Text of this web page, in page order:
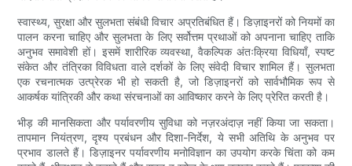
स्वास्थ्य, सुरक्षा और सुलभता संबंधी विचार अप्रतिबंधित हैं। डिज़ाइनरों को नियमों का
पालन करना चाहिए और सुलभता के लिए सर्वोत्तम प्रथाओं को अपनाना चाहिए ताकि
अनुभव समावेशी हों। इसमें शारीरिक व्यवस्था, वैकल्पिक अंतःक्रिया विधियाँ, स्पष्ट
संकेत और तंत्रिका विविधता वाले दर्शकों के लिए संवेदी विचार शामिल हैं। सुलभता
एक रचनात्मक उत्प्रेरक भी हो सकती है, जो डिज़ाइनरों को सार्वभौमिक रूप से
आकर्षक यांत्रिकी और कथा संरचनाओं का आविष्कार करने के लिए प्रेरित करती है।
भीड़ की मानसिकता और पर्यावरणीय सुविधा को नज़रअंदाज़ नहीं किया जा सकता।
तापमान नियंत्रण, दृश्य प्रबंधन और दिशा-निर्देश, ये सभी अतिथि के अनुभव पर
प्रभाव डालते हैं। डिज़ाइनर पर्यावरणीय मनोविज्ञान का उपयोग करके चिंता को कम